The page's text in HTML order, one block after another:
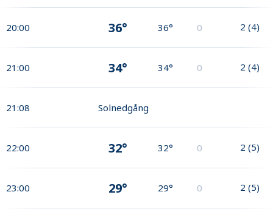
20:00 36° 36° 0 2 (4)
21:00 34° 34° 0 2 (4)
21:08 Solnedgång
22:00 32° 32° 0 2 (5)
23:00 29° 29° 0 2 (5)